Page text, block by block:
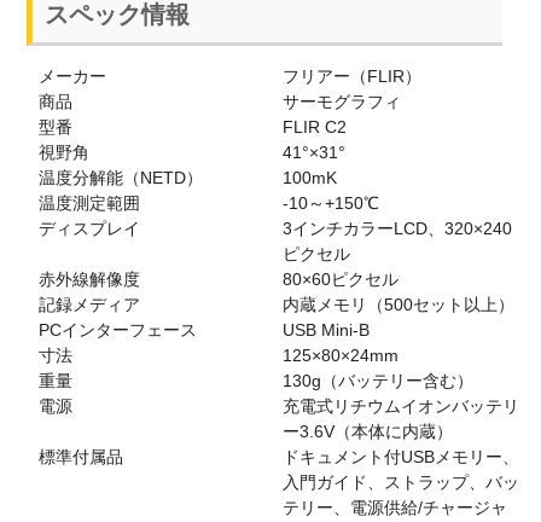
スペック情報
メーカー
フリアー（FLIR）
商品
サーモグラフィ
型番
FLIR C2
視野角
41°×31°
温度分解能（NETD）
100mK
温度測定範囲
-10～+150℃
ディスプレイ
3インチカラーLCD、320×240
ピクセル
赤外線解像度
80×60ピクセル
記録メディア
内蔵メモリ（500セット以上）
PCインターフェース
USB Mini-B
寸法
125×80×24mm
重量
130g（バッテリー含む）
電源
充電式リチウムイオンバッテリ
ー3.6V（本体に内蔵）
標準付属品
ドキュメント付USBメモリー、
入門ガイド、ストラップ、バッ
テリー、電源供給/チャージャ